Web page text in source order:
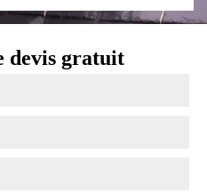
devis gratuit